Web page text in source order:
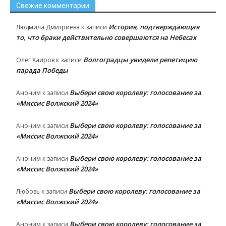
Свежие комментарии
Людмила Дмитриева к записи История, подтверждающая
то, что браки действительно совершаются на Небесах
Олег Хаиров к записи Волгоградцы увидели репетицию
парада Победы
Аноним к записи Выбери свою королеву: голосование за
«Миссис Волжский 2024»
Аноним к записи Выбери свою королеву: голосование за
«Миссис Волжский 2024»
Аноним к записи Выбери свою королеву: голосование за
«Миссис Волжский 2024»
Любовь к записи Выбери свою королеву: голосование за
«Миссис Волжский 2024»
Аноним к записи Выбери свою королеву: голосование за